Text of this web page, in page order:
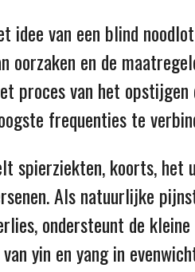
idee van een blind
en de
proces van het
frequenties te
spierziekten, koorts,
Als natuurlijke
ondersteunt de
yin en yang in